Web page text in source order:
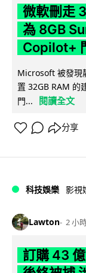
微軟刪走
為 8GB
Copilot+
Microsoft 被發現
置 32GB RAM 的
門...
閱讀全文
分享
科技娛樂 影視
Lawton 2 小
訂購 43